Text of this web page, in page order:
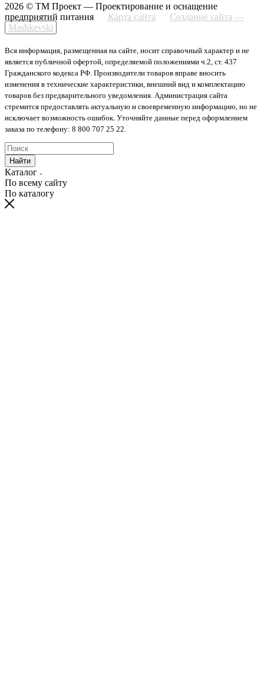
2026 © ТМ Проект — Проектирование и оснащение
предприятий питания
Карта сайта
Создание сайта —
Mashkevski
Вся информация, размещенная на сайте, носит справочный характер и не
является публичной офертой, определяемой положениями ч.2, ст. 437
Гражданского кодекса РФ. Производители товаров вправе вносить
изменения в технические характеристики, внешний вид и комплектацию
товаров без предварительного уведомления. Администрация сайта
стремится предоставлять актуальную и своевременную информацию, но не
исключает возможность ошибок. Уточняйте данные перед оформлением
заказа по телефону: 8 800 707 25 22.
Найти
Каталог
По всему сайту
По каталогу